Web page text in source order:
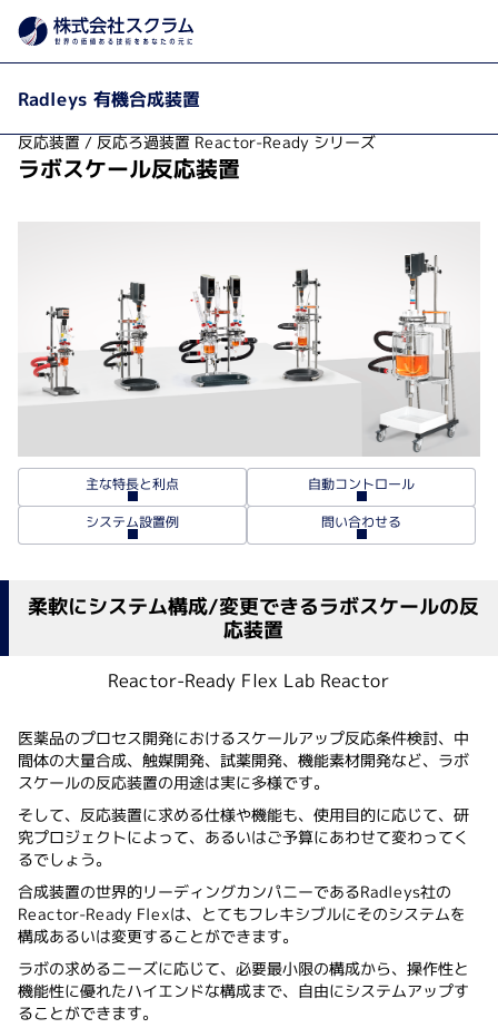
ラボスケール反応装置
反応装置 / 反応ろ過装置 Reactor-Ready シリーズ
主な特長と利点 自動コントロール
システム設置例 問い合わせる
柔軟にシステム構成/変更できるラボスケールの反
応装置
Reactor-Ready Flex Lab Reactor
医薬品のプロセス開発におけるスケールアップ反応条件検討、中
間体の大量合成、触媒開発、試薬開発、機能素材開発など、ラボ
スケールの反応装置の用途は実に多様です。
そして、反応装置に求める仕様や機能も、使用目的に応じて、研
究プロジェクトによって、あるいはご予算にあわせて変わってく
るでしょう。
合成装置の世界的リーディングカンパニーであるRadleys社の
Reactor-Ready Flexは、とてもフレキシブルにそのシステムを
構成あるいは変更することができます。
ラボの求めるニーズに応じて、必要最小限の構成から、操作性と
機能性に優れたハイエンドな構成まで、自由にシステムアップす
ることができます。
Radleys 有機合成装置